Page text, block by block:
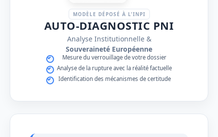
MODÈLE DÉPOSÉ À L'INPI
AUTO-DIAGNOSTIC PNI
Analyse Institutionnelle &
Souveraineté Européenne
Mesure du verrouillage de votre dossier
Analyse de la rupture avec la réalité factuelle
Identification des mécanismes de certitude